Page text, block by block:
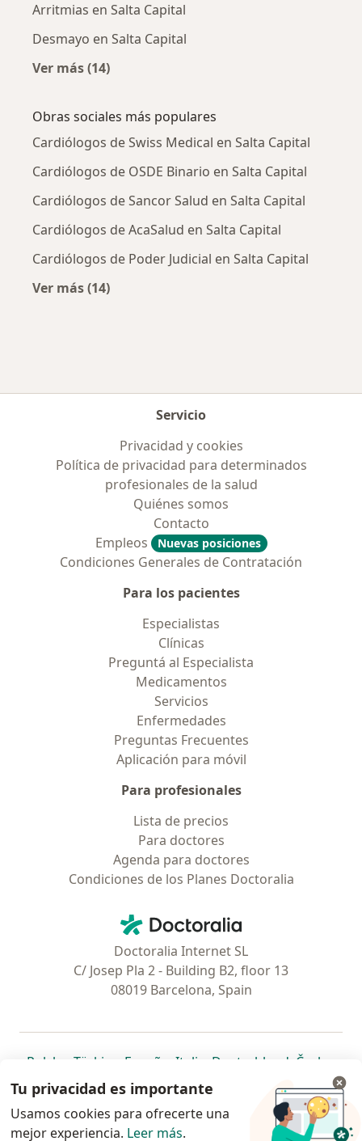
Arritmias en Salta Capital
Desmayo en Salta Capital
Ver más (14)
Obras sociales más populares
Cardiólogos de Swiss Medical en Salta Capital
Cardiólogos de OSDE Binario en Salta Capital
Cardiólogos de Sancor Salud en Salta Capital
Cardiólogos de AcaSalud en Salta Capital
Cardiólogos de Poder Judicial en Salta Capital
Ver más (14)
Servicio
Privacidad y cookies
Política de privacidad para determinados
profesionales de la salud
Quiénes somos
Contacto
Empleos
Nuevas posiciones
Condiciones Generales de Contratación
Para los pacientes
Especialistas
Clínicas
Preguntá al Especialista
Medicamentos
Servicios
Enfermedades
Preguntas Frecuentes
Aplicación para móvil
Para profesionales
Lista de precios
Para doctores
Agenda para doctores
Condiciones de los Planes Doctoralia
Doctoralia - Página de inicio
Doctoralia Internet SL
C/ Josep Pla 2 - Building B2, floor 13
08019 Barcelona, Spain
Polska se abre en una nueva pestaña
Türkiye se abre en una nueva pestaña
España se abre en una nueva pestaña
Italia se abre en una nueva
Deutschlandse abre en
Česko
Portugal
se abre en una nueva pestaña
México se abre en una nueva pestaña
Chile se abre en una nueva pestaña
Brasil se abre en una nueva
se abre en
se
se abre en una nueva
www.doctoraliar.com © 2026 - Encontrá tu
Tu privacidad es importante
Usamos cookies para ofrecerte una
mejor experiencia. Leer más.